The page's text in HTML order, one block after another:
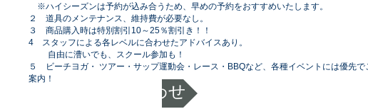
※ハイシーズンは予約が込み合うため、早めの予約をおすすめいたします。
２ 道具のメンテナンス、維持費が必要なし。
３ 商品購入時は特別割引10～25％割引き！！
4 スタッフによる各レベルに合わせたアドバイスあり。
自由に漕いでも、スクール参加も！
５ ビーチヨガ・ ツアー・サップ運動会・レース・BBQなど、各種イベントには優先で
案内！
お問い合わせ